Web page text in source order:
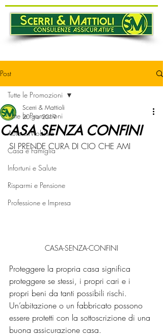
Post
Tutte le Promozioni
Auto e Mobilità
Casa e Famiglia
Infortuni e Salute
Risparmi e Pensione
Professione e Impresa
Tutte le Promozioni
CASA SENZA CONFINI
Scerri & Mattioli
20 giu 2019
SI PRENDE CURA DI CIO CHE AMI
CASA-SENZA-CONFINI
Proteggere la propria casa significa
proteggere se stessi, i propri cari e i
propri beni da tanti possibili rischi.
Un’abitazione o un fabbricato possono
essere protetti con la sottoscrizione di una
buona assicurazione casa.